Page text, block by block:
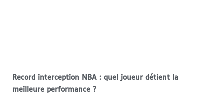
Record interception NBA : quel joueur détient la
meilleure performance ?